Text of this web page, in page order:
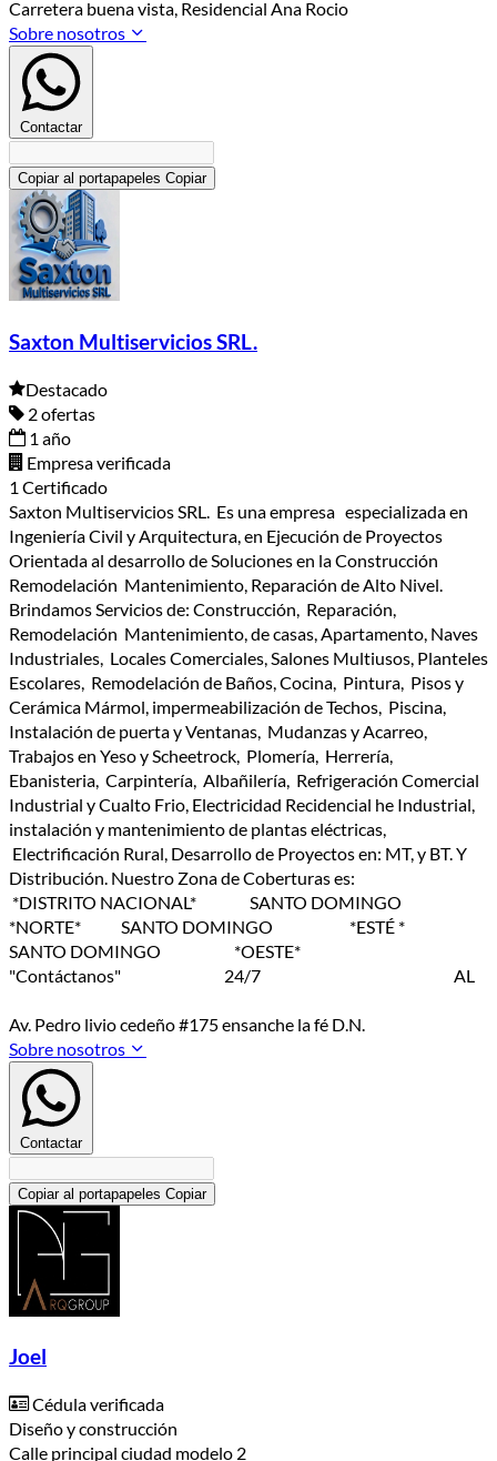
Carretera buena vista, Residencial Ana Rocio
Sobre nosotros
Contactar
Copiar al portapapeles Copiar
Saxton Multiservicios SRL.
Destacado
2 ofertas
1 año
Empresa verificada
1 Certificado
Saxton Multiservicios SRL. Es una empresa especializada en
Ingeniería Civil y Arquitectura, en Ejecución de Proyectos
Orientada al desarrollo de Soluciones en la Construcción
Remodelación Mantenimiento, Reparación de Alto Nivel.
Brindamos Servicios de: Construcción, Reparación,
Remodelación Mantenimiento, de casas, Apartamento, Naves
Industriales, Locales Comerciales, Salones Multiusos, Planteles
Escolares, Remodelación de Baños, Cocina, Pintura, Pisos y
Cerámica Mármol, impermeabilización de Techos, Piscina,
Instalación de puerta y Ventanas, Mudanzas y Acarreo,
Trabajos en Yeso y Scheetrock, Plomería, Herrería,
Ebanisteria, Carpintería, Albañilería, Refrigeración Comercial
Industrial y Cualto Frio, Electricidad Recidencial he Industrial,
instalación y mantenimiento de plantas eléctricas,
Electrificación Rural, Desarrollo de Proyectos en: MT, y BT. Y
Distribución. Nuestro Zona de Coberturas es:
*DISTRITO NACIONAL* SANTO DOMINGO
*NORTE* SANTO DOMINGO *ESTÉ *
SANTO DOMINGO *OESTE*
"Contáctanos" 24/7 AL
Av. Pedro livio cedeño #175 ensanche la fé D.N.
Sobre nosotros
Contactar
Copiar al portapapeles Copiar
Joel
Cédula verificada
Diseño y construcción
Calle principal ciudad modelo 2